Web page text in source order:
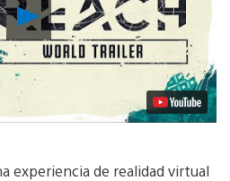
Reproducir
Video
experiencia de realidad virtual